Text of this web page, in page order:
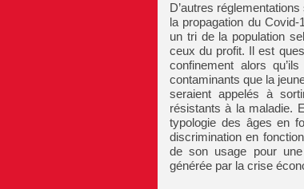
D’autres
la propagation du
un tri de la population
ceux du profit. Il est
confinement alors
contaminants que la
seraient appelés à
résistants à la maladie.
typologie des âges en
discrimination en
de son usage pour
générée par la crise